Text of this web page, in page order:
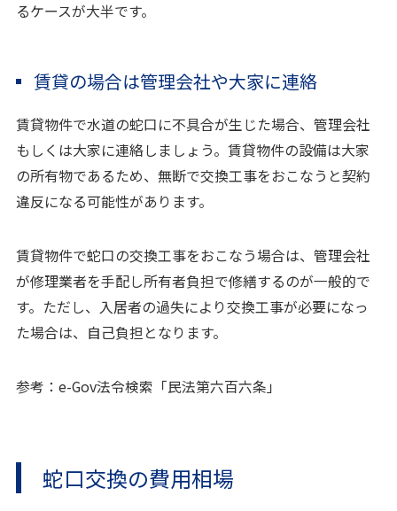
るケースが大半です。
賃貸の場合は管理会社や大家に連絡
賃貸物件で水道の蛇口に不具合が生じた場合、管理会社
もしくは大家に連絡しましょう。賃貸物件の設備は大家
の所有物であるため、無断で交換工事をおこなうと契約
違反になる可能性があります。
賃貸物件で蛇口の交換工事をおこなう場合は、管理会社
が修理業者を手配し所有者負担で修繕するのが一般的で
す。ただし、入居者の過失により交換工事が必要になっ
た場合は、自己負担となります。
参考： e-Gov法令検索「民法第六百六条」
蛇口交換の費用相場